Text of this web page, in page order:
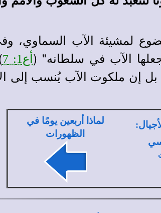
لمشيئة الآب السماوي،
الآب في سلطانه" ( أع1: 7
إن ملكوت الآب يُنسب إلى
لماذا أربعين يومًا في
الظهورات